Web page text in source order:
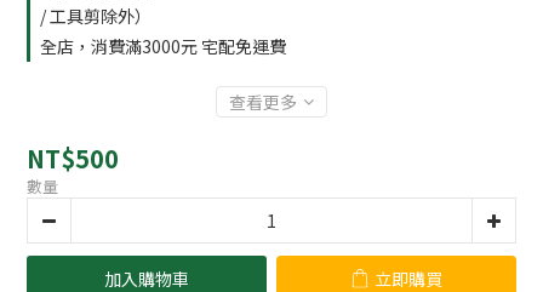
/ 工具剪除外）
全店，消費滿3000元 宅配免運費
查看更多
NT$500
數量
加入購物車 立即購買